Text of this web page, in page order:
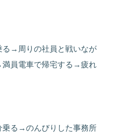
る→周りの社員と戦いなが
員電車で帰宅する→疲れ
乗る→のんびりした事務所